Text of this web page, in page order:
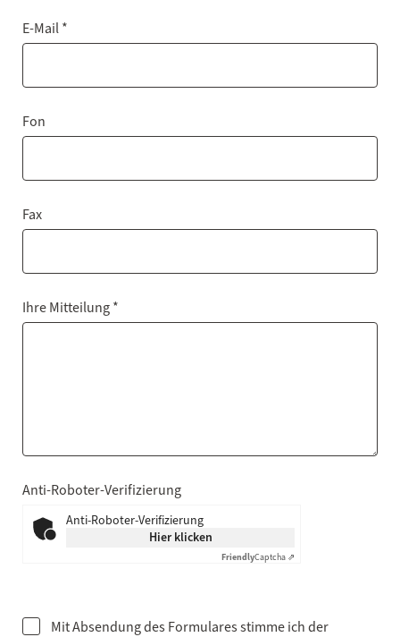
E-Mail *
Fon
Fax
Ihre Mitteilung *
Anti-Roboter-Verifizierung
Anti-Roboter-Verifizierung
Hier klicken
FriendlyCaptcha ⇗
Mit Absendung des Formulares stimme ich der